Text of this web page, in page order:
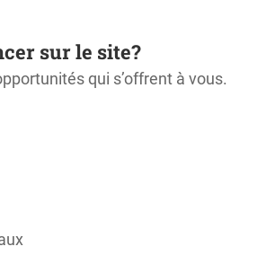
sur le site?
qui s’offrent à vous.